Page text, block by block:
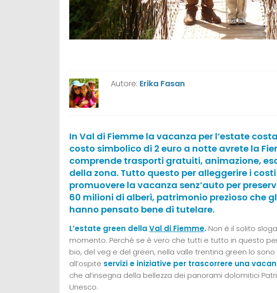
Autore: Erika Fasan
In Val di Fiemme la vacanza per l’estate
costo simbolico di 2 euro a notte avrete la
comprende trasporti gratuiti, animazione,
della zona. Tutto questo per alleggerire i
promuovere la vacanza senz’auto per
60 milioni di alberi, patrimonio prezioso che
hanno pensato bene di tutelare.
L’estate green della Val di Fiemme. Non è il solito
momento. Perché se è vero che tutti e tutto in questo
bio, del veg e del green, nella valle trentina green lo
all’ospite servizi e iniziative per trascorrere una
che al’insegna della bellezza dei panorami dolomitici
Unesco.